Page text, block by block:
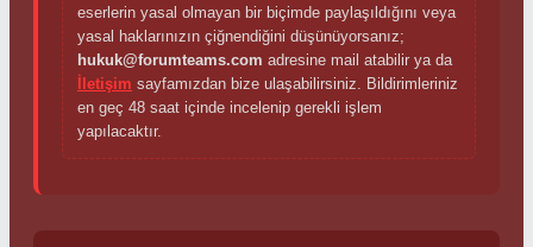
eserlerin yasal olmayan bir biçimde paylaşıldığını veya
yasal haklarınızın çiğnendiğini düşünüyorsanız;
hukuk@forumteams.com adresine mail atabilir ya da
İletişim sayfamızdan bize ulaşabilirsiniz. Bildirimleriniz
en geç 48 saat içinde incelenip gerekli işlem
yapılacaktır.